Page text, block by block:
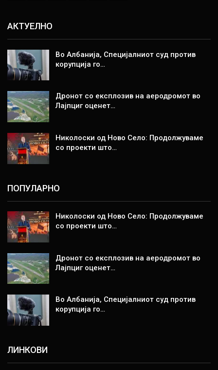
АКТУЕЛНО
Во Албанија, Специјалниот суд против
корупција го…
Дронот со експлозив на аеродромот во
Лајпциг оценет…
Николоски од Ново Село: Продолжуваме
со проекти што…
ПОПУЛАРНО
Николоски од Ново Село: Продолжуваме
со проекти што…
Дронот со експлозив на аеродромот во
Лајпциг оценет…
Во Албанија, Специјалниот суд против
корупција го…
ЛИНКОВИ